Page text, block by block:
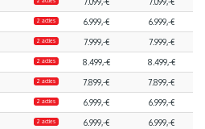
2 acties 6.999,-€ 6.999,-€
2 acties 7.999,-€ 7.999,-€
2 acties 8.499,-€ 8.499,-€
2 acties 7.899,-€ 7.899,-€
2 acties 6.999,-€ 6.999,-€
2 acties 6.999,-€ 6.999,-€